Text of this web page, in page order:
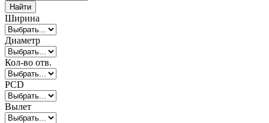
Найти
Ширина
Диаметр
Кол-во отв.
PCD
Вылет